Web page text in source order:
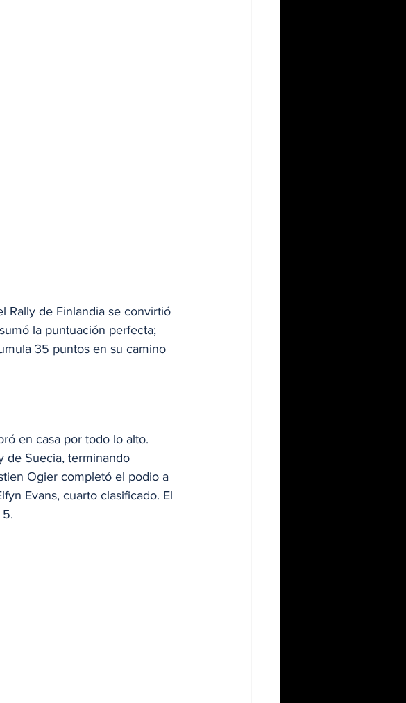
Rally de Finlandia se convirtió
la puntuación perfecta;
35 puntos en su camino
en casa por todo lo alto.
de Suecia, terminando
Ogier completó el podio a
Evans, cuarto clasificado. El
5.